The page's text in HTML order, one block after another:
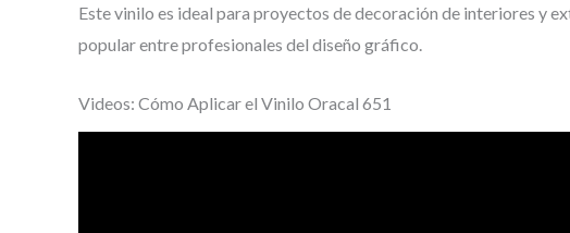
Este vinilo es ideal para proyectos de decoración de interiores y
popular entre profesionales del diseño gráfico.
Videos: Cómo Aplicar el Vinilo Oracal 651